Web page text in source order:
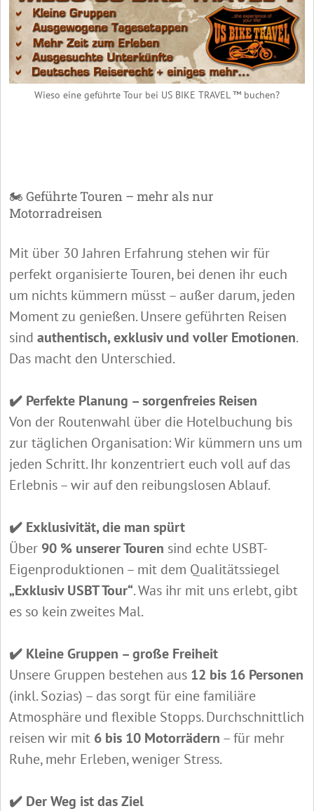
Wieso eine geführte Tour bei US BIKE TRAVEL ™ buchen?
🏍️ Geführte Touren – mehr als nur
Motorradreisen
Mit über 30 Jahren Erfahrung stehen wir für
perfekt organisierte Touren, bei denen ihr euch
um nichts kümmern müsst – außer darum, jeden
Moment zu genießen. Unsere geführten Reisen
sind authentisch, exklusiv und voller Emotionen.
Das macht den Unterschied.
✔️ Perfekte Planung – sorgenfreies Reisen
Von der Routenwahl über die Hotelbuchung bis
zur täglichen Organisation: Wir kümmern uns um
jeden Schritt. Ihr konzentriert euch voll auf das
Erlebnis – wir auf den reibungslosen Ablauf.
✔️ Exklusivität, die man spürt
Über 90 % unserer Touren sind echte USBT-
Eigenproduktionen – mit dem Qualitätssiegel
„Exklusiv USBT Tour“. Was ihr mit uns erlebt, gibt
es so kein zweites Mal.
✔️ Kleine Gruppen – große Freiheit
Unsere Gruppen bestehen aus 12 bis 16 Personen
(inkl. Sozias) – das sorgt für eine familiäre
Atmosphäre und flexible Stopps. Durchschnittlich
reisen wir mit 6 bis 10 Motorrädern – für mehr
Ruhe, mehr Erleben, weniger Stress.
✔️ Der Weg ist das Ziel